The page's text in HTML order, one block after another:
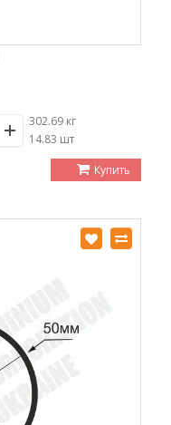
302.69 кг
/14.83 шт
Купить